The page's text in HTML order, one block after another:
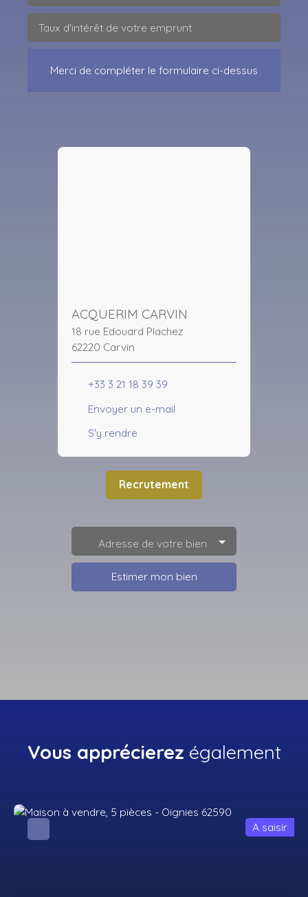
Taux d'intérêt de votre emprunt
Merci de compléter le formulaire ci-dessus
ACQUERIM CARVIN
18 rue Edouard Plachez
62220 Carvin
+33 3 21 18 39 39
Envoyer un e-mail
S'y rendre
Recrutement
Adresse de votre bien
Estimer mon bien
Vous apprécierez également
A saisir